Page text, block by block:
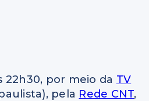
por meio da TV
pela Rede CNT,